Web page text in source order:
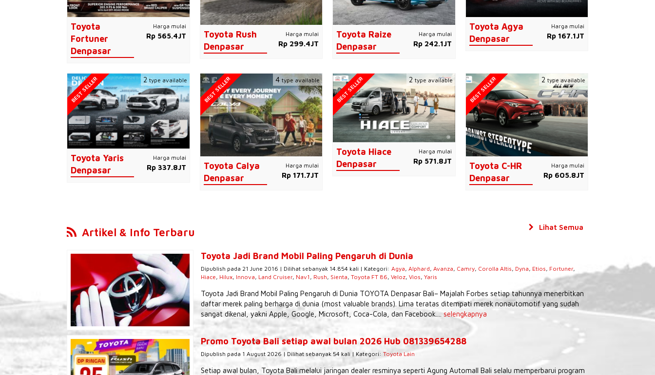
Toyota
Fortuner
Denpasar
Harga mulai
Rp 565.4JT
Toyota Rush
Denpasar
Harga mulai
Rp 299.4JT
Toyota Raize
Denpasar
Harga mulai
Rp 242.1JT
Toyota Agya
Denpasar
Harga mulai
Rp 167.1JT
Toyota Yaris
Denpasar
Harga mulai
Rp 337.8JT
BEST SELLER 2type available
Toyota Calya
Denpasar
Harga mulai
Rp 171.7JT
BEST SELLER 4 type available
Toyota Hiace
Denpasar
Harga mulai
Rp 571.8JT
BEST SELLER 2 type available
Toyota C-HR
Denpasar
Harga mulai
Rp 605.8JT
BEST SELLER 2 type available
Artikel & Info Terbaru
Toyota Jadi Brand Mobil Paling Pengaruh di Dunia
Dipublish pada 21 June 2016 | Dilihat sebanyak 14.854 kali | Kategori: Agya, Alphard, Avanza, Camry, Corolla Altis, Dyna, Etios, Fortuner,
Hiace, Hilux, Innova, Land Cruiser, Nav1 , Rush, Sienta, Toyota FT 86, Veloz, Vios, Yaris
Toyota Jadi Brand Mobil Paling Pengaruh di Dunia TOYOTA Denpasar Bali– Majalah Forbes setiap tahunnya menerbitkan
daftar merek paling berharga di dunia (most valuable brands). Lima teratas ditempati merek nonautomotif yang sudah
sangat dikenal, yakni Apple, Google, Microsoft, Coca-Cola, dan Facebook....selengkapnya
Promo Toyota Bali setiap awal bulan 2026 Hub 081339654288
Dipublish pada 1 August 2026 | Dilihat sebanyak 54 kali | Kategori: Toyota Lain
Setiap awal bulan, Toyota Bali melalui jaringan dealer resminya seperti Agung Automall Bali selalu memperbarui program
Lihat Semua